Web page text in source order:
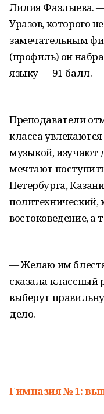
Лилия Фазлыева.
Уразов, которого
замечательным
(профиль) он
языку — 91 балл.
Преподаватели
класса
музыкой, изучают
мечтают
Петербурга,
востоковедение,
— Желаю им
сказала классный
выберут
дело.
Гимназия № 1: